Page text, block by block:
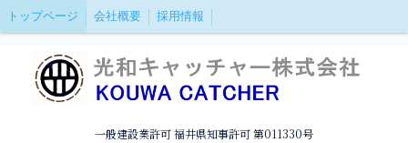
トップページ 会社概要 採用情報
一般建設業許可 福井県知事許可 第011330号